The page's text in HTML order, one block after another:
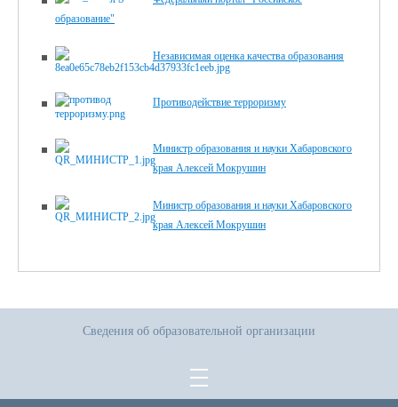
образование"
Независимая оценка качества образования
Противодействие терроризму
Министр образования и науки Хабаровского
края Алексей Мокрушин
Министр образования и науки Хабаровского
края Алексей Мокрушин
Сведения об образовательной организации